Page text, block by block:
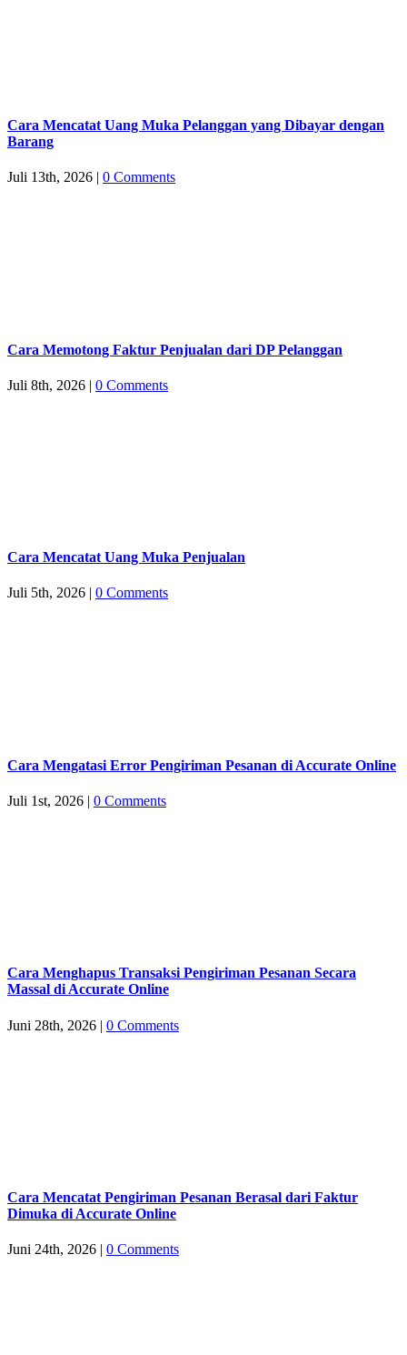
Cara Mencatat Uang Muka Pelanggan yang Dibayar dengan
Barang
Juli 13th, 2026 | 0 Comments
Cara Memotong Faktur Penjualan dari DP Pelanggan
Juli 8th, 2026 | 0 Comments
Cara Mencatat Uang Muka Penjualan
Juli 5th, 2026 0 Comments
Cara Mengatasi Error Pengiriman Pesanan di Accurate Online
Juli 1st, 2026 | 0 Comments
Cara Menghapus Transaksi Pengiriman Pesanan Secara
Massal di Accurate Online
Juni 28th, 2026 | 0 Comments
Cara Mencatat Pengiriman Pesanan Berasal dari Faktur
Dimuka di Accurate Online
Juni 24th, 2026 | 0 Comments